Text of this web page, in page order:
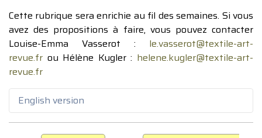
Cette rubrique sera enrichie au fil des semaines. Si vous
avez des propositions à faire, vous pouvez contacter
Louise-Emma Vasserot : le.vasserot@textile-art-
revue.fr ou Hélène Kugler : helene.kugler@textile-art-
revue.fr
English version